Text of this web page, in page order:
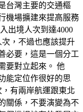
台灣主要的交通樞
機場擴建來提高服務
出境人次到達4000
，不過也應該提升
必要，這是一個分工
要對立起來。 他
能定位作很好的思
有兩岸航運跟東北
關係，不要演變為不